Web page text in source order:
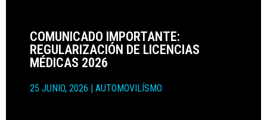
COMUNICADO IMPORTANTE:
REGULARIZACIÓN DE LICENCIAS
MÉDICAS 2026
25 JUNIO, 2026 AUTOMOVILÍSMO